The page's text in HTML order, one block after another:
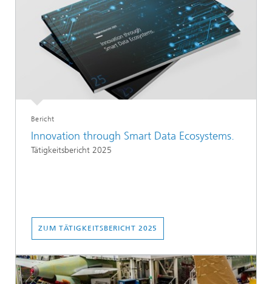
Bericht
Innovation through Smart Data Ecosystems.
Tätigkeitsbericht 2025
ZUM TÄTIGKEITSBERICHT 2025